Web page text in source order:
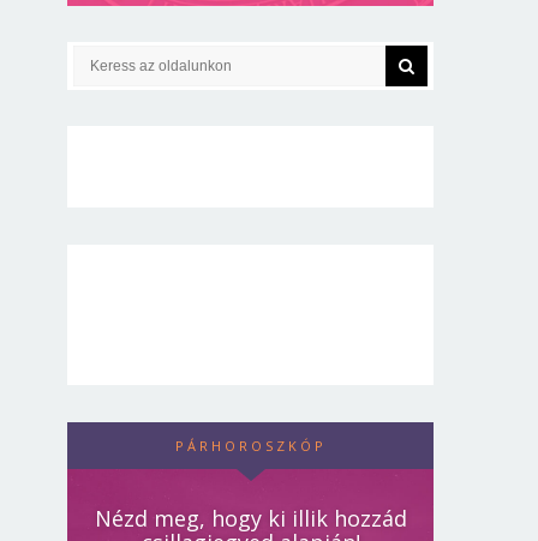
PÁRHOROSZKÓP
Nézd meg, hogy ki illik hozzád